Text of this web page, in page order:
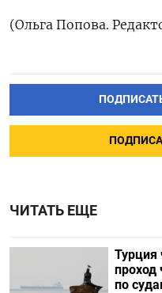
(Ольга Попова.
ЧИТАТЬ ЕЩЕ
Турция
проход
по